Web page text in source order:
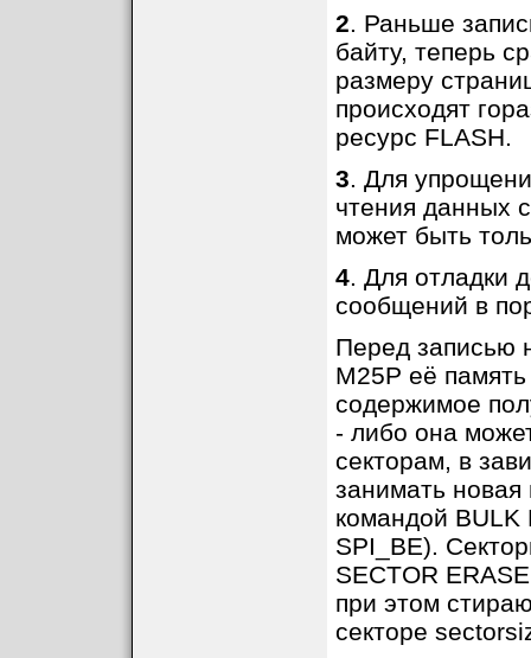
2. Раньше
байту, теперь
размеру
происходят
ресурс FLASH.
3. Для
чтения данных
может быть
4. Для отладки
сообщений в
Перед записью
M25P её
содержимое
- либо она
секторам, в
занимать новая
командой BULK
SPI_BE).
SECTOR
при этом
секторе